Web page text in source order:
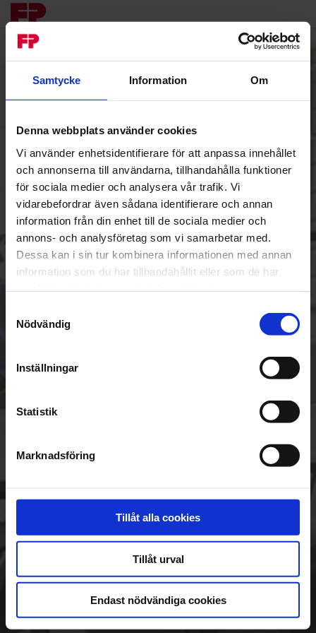
Samtycke Information Om
Denna webbplats använder cookies
Vi använder enhetsidentifierare för att anpassa innehållet
och annonserna till användarna, tillhandahålla funktioner
för sociala medier och analysera vår trafik. Vi
vidarebefordrar även sådana identifierare och annan
information från din enhet till de sociala medier och
annons- och analysföretag som vi samarbetar med.
Dessa kan i sin tur kombinera informationen med annan
information som du har tillhandahållit eller som de har
Nödvändig
Inställningar
Statistik
Marknadsföring
Tillåt alla cookies
Tillåt urval
Endast nödvändiga cookies
Logga in
Välkommen till Francotyps
kundportal
E-postadress / Användarnamn
Användarvillkor